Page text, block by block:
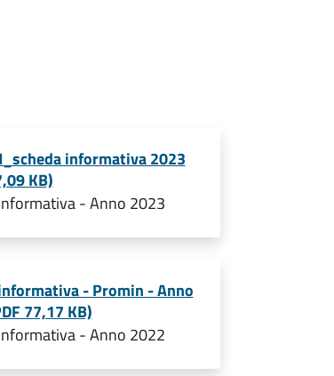
informativa 2023
KB)
- Anno 2023
- Promin - Anno
77,17 KB)
- Anno 2022